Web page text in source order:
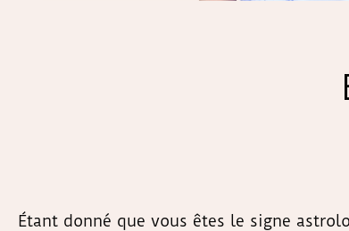
Étant donné que vous êtes le signe